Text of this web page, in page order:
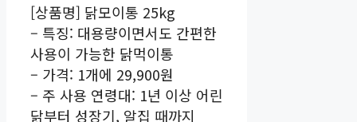
[상품명] 닭모이통 25kg
– 특징: 대용량이면서도 간편한
사용이 가능한 닭먹이통
– 가격: 1개에 29,900원
– 주 사용 연령대: 1년 이상 어린
닭부터 성장기, 알집 때까지